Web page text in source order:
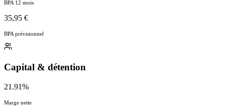
BPA 12 mois
35,95 €
BPA prévisionnel
Capital & détention
21.91%
Marge nette